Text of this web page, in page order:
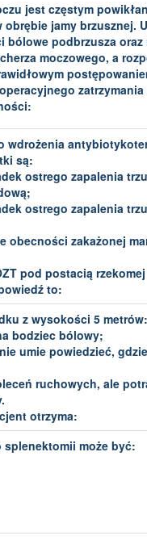
jest częstym
jamy brzusznej.
bólowe podbrzusza oraz
moczowego, a
wdrożenia
są:
ostrego zapalenia
ostrego zapalenia
obecności zakażonej
pod postacią
to:
z wysokości 5 metrów:
bodziec bólowy;
umie powiedzieć,
ruchowych, ale
otrzyma:
splenektomii może być: